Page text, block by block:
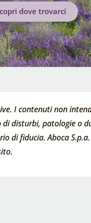
dove trovarci
I contenuti non
disturbi, patologie o
di fiducia. Aboca